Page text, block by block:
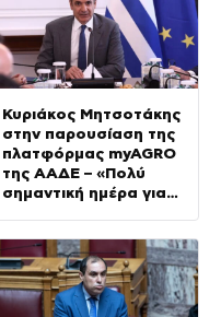
Κυριάκος Μητσοτάκης
στην παρουσίαση της
πλατφόρμας myAGRO
της ΑΑΔΕ – «Πολύ
σημαντική ημέρα για